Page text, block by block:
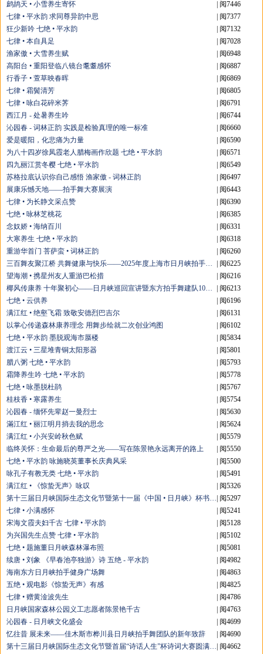
鹧鸪天 • 小雪养生寄怀
| 阅7446
七律 • 平水韵 求同尊异韵中思
| 阅7377
狂少新吟 七绝 • 平水韵
| 阅7132
七律 • 本自具足
| 阅7028
渔家傲 • 大雪养生赋
| 阅6948
高阳台 • 重阳登临八镜台耄耋感怀
| 阅6887
行香子 • 萱草映春晖
| 阅6869
七律 • 霜鬓清芳
| 阅6805
七律 • 咏白花碎米荠
| 阅6791
西江月 - 处暑养生吟
| 阅6744
沁园春 - 词林正韵 实践是检验真理的唯一标准
| 阅6660
爱是暖阳，化悲痛为力量
| 阅6590
为八十四岁徐凤霞老人腊梅画作欣题 七绝 • 平水韵
| 阅6571
四九丽江赏冬樱 七绝 • 平水韵
| 阅6549
苏格拉底认识你自己感悟 渔家傲 - 词林正韵
| 阅6497
展康乐憾天地——拍手舞大赛展演
| 阅6443
七律 • 为长静文采点赞
| 阅6390
七绝 • 咏林芝桃花
| 阅6385
念奴娇 • 海纳百川
| 阅6331
大寒养生 七绝 • 平水韵
| 阅6318
重游华首门 菩萨蛮 • 词林正韵
| 阅6260
三百舞友聚江桥 共舞健康与快乐——2025年度上海市日月峡拍手舞展演
| 阅6225
望海潮 • 携星州友人重游巴松措
| 阅6216
椰风传康养 十年聚初心——日月峡巡回宣讲暨东方拍手舞建队10周年大会圆满举行
| 阅6213
七绝 • 云供养
| 阅6196
满江红 • 绝壑飞霜 致敬安德烈巴吉尔
| 阅6131
以掌心传递森林康养理念 用舞步绘就二次创业鸿图
| 阅6102
七绝 • 平水韵 墨脱观海市蜃楼
| 阅5834
渡江云 • 三星堆青铜太阳形器
| 阅5801
腊八粥 七绝 • 平水韵
| 阅5793
霜降养生吟 七绝 • 平水韵
| 阅5778
七绝 • 咏墨脱杜鹃
| 阅5767
桂枝香 • 寒露养生
| 阅5754
沁园春 - 缅怀先辈赵一曼烈士
| 阅5630
滿江红 • 丽江明月捎去我的思念
| 阅5624
满江红 • 小兴安岭秋色赋
| 阅5579
临终关怀：生命最后的尊严之光——写在陈景艳永远离开的路上
| 阅5550
七绝 • 平水韵 咏施晓英董事长庆典风采
| 阅5500
咏孔子有教无类 七绝 • 平水韵
| 阅5491
满江红 • 《惊蛰无声》咏叹
| 阅5326
第十三届日月峡国际生态文化节暨第十一届《中国 • 日月峡》杯书画艺术展评比结果揭晓 | 阅5297
七律 • 小满感怀
| 阅5241
宋海文霞夫妇千古 七律 • 平水韵
| 阅5128
为兴国先生点赞 七律 • 平水韵
| 阅5102
七绝 • 题施董日月峡森林瀑布照
| 阅5081
续唐 • 刘象 《早春池亭独游》诗 五绝 - 平水韵
| 阅4982
海南东方日月峡拍手健身广场舞
| 阅4863
五绝 • 观电影《惊蛰无声》有感
| 阅4825
七律 • 赠黄淦波先生
| 阅4786
日月峡国家森林公园义工志愿者陈景艳千古
| 阅4763
沁园春 - 日月峡文化盛会
| 阅4699
忆往昔 展未来——佳木斯市桦川县日月峡拍手舞团队的新年致辞
| 阅4690
第十三届日月峡国际生态文化节暨首届“诗话人生”杯诗词大赛圆满举行 | 阅4662